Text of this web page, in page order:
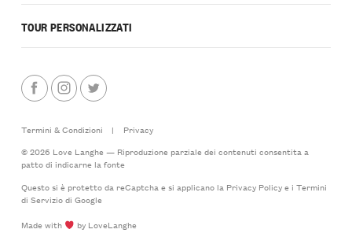
TOUR PERSONALIZZATI
Termini & Condizioni |
Privacy
© 2026 Love Langhe — Riproduzione parziale dei contenuti consentita a
patto di indicarne la fonte
Questo si è protetto da reCaptcha e si applicano la Privacy Policye i Termini
di Serviziodi Google
Made with
by LoveLanghe